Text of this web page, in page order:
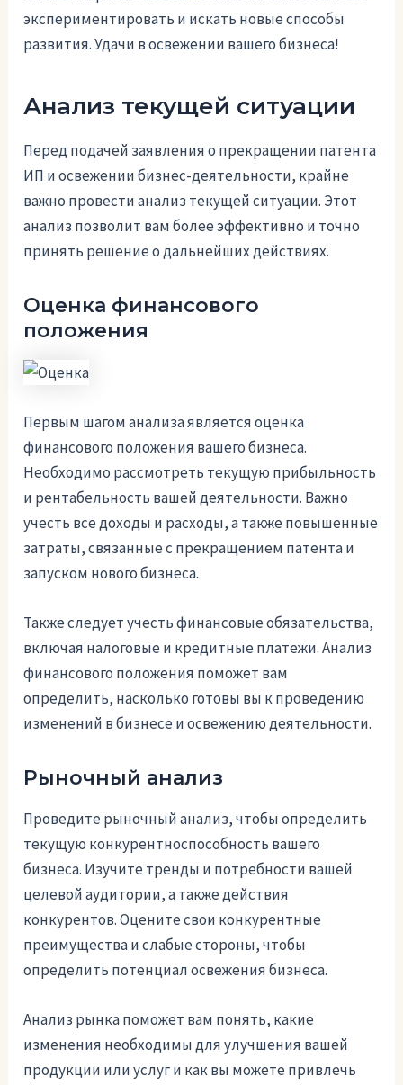
экспериментировать и искать новые способы
развития. Удачи в освежении вашего бизнеса!
Анализ текущей ситуации
Перед подачей заявления о прекращении патента
ИП и освежении бизнес-деятельности, крайне
важно провести анализ текущей ситуации. Этот
анализ позволит вам более эффективно и точно
принять решение о дальнейших действиях.
Оценка финансового
положения
Первым шагом анализа является оценка
финансового положения вашего бизнеса.
Необходимо рассмотреть текущую прибыльность
и рентабельность вашей деятельности. Важно
учесть все доходы и расходы, а также повышенные
затраты, связанные с прекращением патента и
запуском нового бизнеса.
Также следует учесть финансовые обязательства,
включая налоговые и кредитные платежи. Анализ
финансового положения поможет вам
определить, насколько готовы вы к проведению
изменений в бизнесе и освежению деятельности.
Рыночный анализ
Проведите рыночный анализ, чтобы определить
текущую конкурентноспособность вашего
бизнеса. Изучите тренды и потребности вашей
целевой аудитории, а также действия
конкурентов. Оцените свои конкурентные
преимущества и слабые стороны, чтобы
определить потенциал освежения бизнеса.
Анализ рынка поможет вам понять, какие
изменения необходимы для улучшения вашей
продукции или услуг и как вы можете привлечь